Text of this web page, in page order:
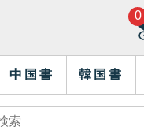
0
中国書 韓国書